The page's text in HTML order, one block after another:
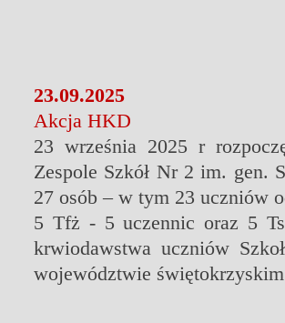
23.09.2025
Akcja HKD
23 września 2025 r
Zespole Szkół Nr 2 im. gen.
27 osób – w tym 23 uczniów
5 Tfż - 5 uczennic oraz 5
krwiodawstwa uczniów
województwie